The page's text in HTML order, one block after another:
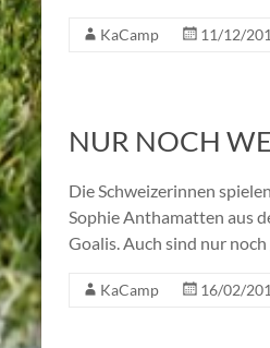
KaCamp 11/12/
NUR NOCH
Die Schweizerinnen
Sophie Anthamatten aus
Goalis. Auch sind nur
KaCamp 16/02/